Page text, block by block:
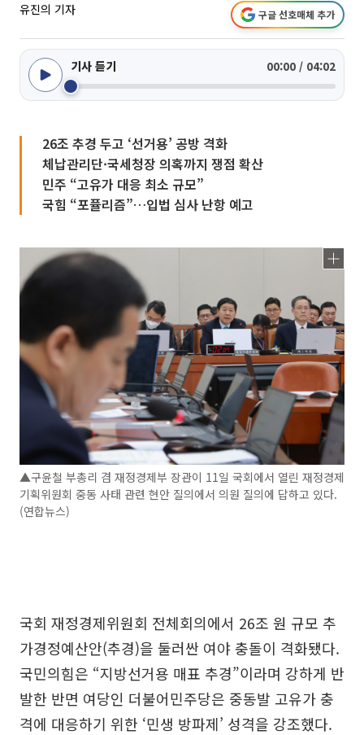
유진의 기자 구글 선호매체 추가
기사 듣기 00:00 / 04:02
26조 추경 두고 ‘선거용’ 공방 격화
체납관리단·국세청장 의혹까지 쟁점 확산
민주 “고유가 대응 최소 규모”
국힘 “포퓰리즘”…입법 심사 난항 예고
▲구윤철 부총리 겸 재정경제부 장관이 11일 국회에서 열린 재정경제
기획위원회 중동 사태 관련 현안 질의에서 의원 질의에 답하고 있다.
(연합뉴스)
국회 재정경제위원회 전체회의에서 26조 원 규모 추
가경정예산안(추경)을 둘러싼 여야 충돌이 격화됐다.
국민의힘은 “지방선거용 매표 추경”이라며 강하게 반
발한 반면 여당인 더불어민주당은 중동발 고유가 충
격에 대응하기 위한 ‘민생 방파제’ 성격을 강조했다.